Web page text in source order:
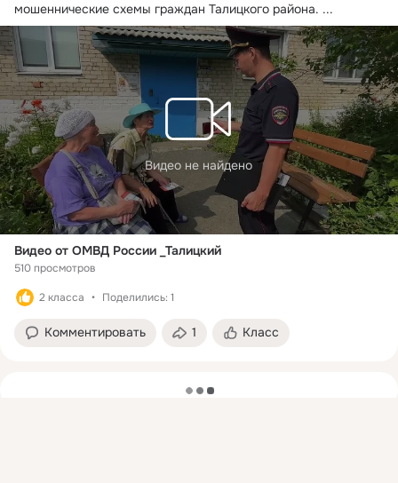
мошеннические схемы граждан Талицкого района. ...
Видео не найдено
Видео от ОМВД России _Талицкий
510 просмотров
2 класса Поделились: 1
Комментировать 1 Класс